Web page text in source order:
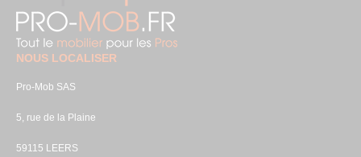
NOUS LOCALISER
Pro-Mob SAS
5, rue de la Plaine
59115 LEERS